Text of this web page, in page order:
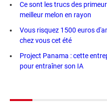
Ce sont les trucs des
meilleur melon en rayon
Vous risquez 1500 euros
chez vous cet été
Project Panama : cette
pour entraîner son IA